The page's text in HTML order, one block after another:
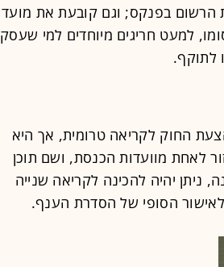
הרשום בפנקס; וגם קובעת את מועד
למעט חריגים מיוחדים למי שעסק
לתוקף.
החוק לקריאה טרומית, אך היא
לאחת מוועדות הכנסת, ושם תוכן
יהיה להכינה לקריאה שנייה
הסופי של הסדרת הענף.